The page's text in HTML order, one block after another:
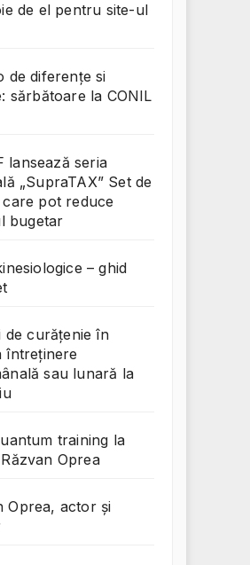
de el pentru site-ul
de diferențe si
sărbătoare la CONIL
lansează seria
„SupraTAX” Set de
care pot reduce
bugetar
– ghid
de curățenie în
întreținere
sau lunară la
training la
Oprea
Oprea, actor și